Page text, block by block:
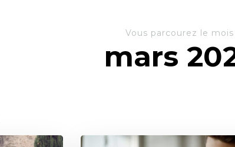
Vous parcourez le mois
mars